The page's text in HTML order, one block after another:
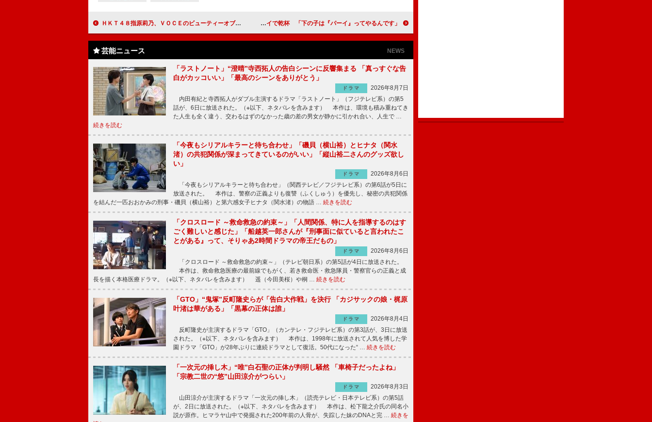
ＨＫＴ４８指原莉乃、ＶＯＣＥのビューティーオブザイヤー受賞 恋愛ルール内で「ダメな男に引っ掛からない宣言」 井川遥、夫婦で角ハイで乾杯 「下の子は『パーイ』ってやるんです」
芸能ニュース NEWS
「ラストノート」“澄晴”寺西拓人の告白シーンに反響集まる 「真っすぐな告
白がカッコいい」「最高のシーンをありがとう」
ドラマ
2026年8月7日
内田有紀と寺西拓人がダブル主演するドラマ「ラストノート」（フジテレビ系）の第5
話が、6日に放送された。（※以下、ネタバレを含みます） 本作は、環境も積み重ねてき
た人生も全く違う、交わるはずのなかった歳の差の男女が静かに引かれ合い、人生で …
続きを読む
「今夜もシリアルキラーと待ち合わせ」「磯貝（横山裕）とヒナタ（関水
渚）の共犯関係が深まってきているのがいい」「縦山裕二さんのグッズ欲し
い」
ドラマ
2026年8月6日
「今夜もシリアルキラーと待ち合わせ」（関西テレビ／フジテレビ系）の第6話が5日に
放送された。 本作は、警察の正義よりも復讐（ふくしゅう）を優先し、秘密の共犯関係
を結んだ一匹おおかみの刑事・磯貝（横山裕）と第六感女子ヒナタ（関水渚）の物語 … 続きを読む
「クロスロード ～救命救急の約束～」「人間関係、特に人を指導するのはす
ごく難しいと感じた」「船越英一郎さんが『刑事面に似ていると言われたこ
とがある』って、そりゃあ2時間ドラマの帝王だもの」
ドラマ
2026年8月6日
「クロスロード ～救命救急の約束～」（テレビ朝日系）の第5話が4日に放送された。
本作は、救命救急医療の最前線でもがく、若き救命医・救急隊員・警察官らの正義と成
長を描く本格医療ドラマ。（※以下、ネタバレを含みます） 遥（今田美桜）や桐 … 続きを読む
「GTO」“鬼塚”反町隆史らが「告白大作戦」を決行 「カジサックの娘・梶原
叶渚は華がある」「黒幕の正体は誰」
ドラマ
2026年8月4日
反町隆史が主演するドラマ「GTO」（カンテレ・フジテレビ系）の第3話が、3日に放送
された。（※以下、ネタバレを含みます） 本作は、1998年に放送されて人気を博した学
園ドラマ「GTO」が28年ぶりに連続ドラマとして復活。50代になった“ … 続きを読む
「一次元の挿し木」“唯”白石聖の正体が判明し騒然 「車椅子だったよね」
「宗教二世の“悠”山田涼介がつらい」
ドラマ
2026年8月3日
山田涼介が主演するドラマ「一次元の挿し木」（読売テレビ・日本テレビ系）の第5話
が、2日に放送された。（※以下、ネタバレを含みます） 本作は、松下龍之介氏の同名小
説が原作。ヒマラヤ山中で発掘された200年前の人骨が、失踪した妹のDNAと完 … 続きを